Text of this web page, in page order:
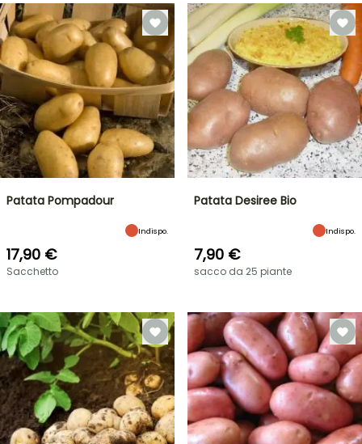
Patata Pompadour
Indispo.
17,90 €
Sacchetto
Patata Desiree Bio
Indispo.
7,90 €
sacco da 25 piante